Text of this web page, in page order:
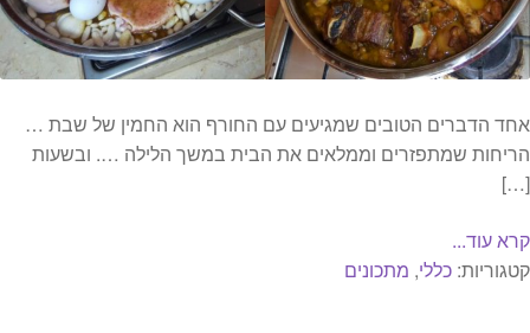
אחד הדברים הטובים שמגיעים עם החורף הוא החמין של שבת …
הריחות שמתפזרים וממלאים את הבית במשך הלילה …. ובשעות
[…]
קרא עוד...
קטגוריות: כללי, מתכונים